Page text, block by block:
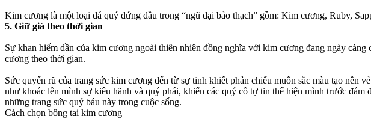
Kim cương là một loại đá quý đứng đầu trong “ngũ đại bảo thạch” gồm: Kim cương, Ruby,
5. Giữ giá theo thời gian
Sự khan hiếm dần của kim cương ngoài thiên nhiên đồng nghĩa với kim cương đang ngày
cương theo thời gian.
Sức quyến rũ của trang sức kim cương đến từ sự tinh khiết phản chiếu muôn sắc màu tạo
như khoác lên mình sự kiêu hãnh và quý phái, khiến các quý cô tự tin thể hiện mình trước
những trang sức quý báu này trong cuộc sống.
Cách chọn bông tai kim cương